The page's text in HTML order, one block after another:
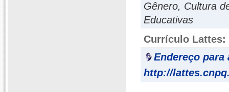
Gênero, Cultura
Educativas
Currículo Lattes:
Endereço para
http://